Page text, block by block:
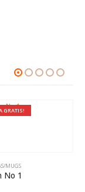
GRATIS!
MUGS
No 1